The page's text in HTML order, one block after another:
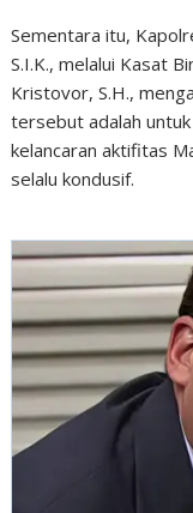
Sementara itu,
S.I.K., melalui Kasat
Kristovor, S.H.,
tersebut adalah
kelancaran aktifitas
selalu kondusif.